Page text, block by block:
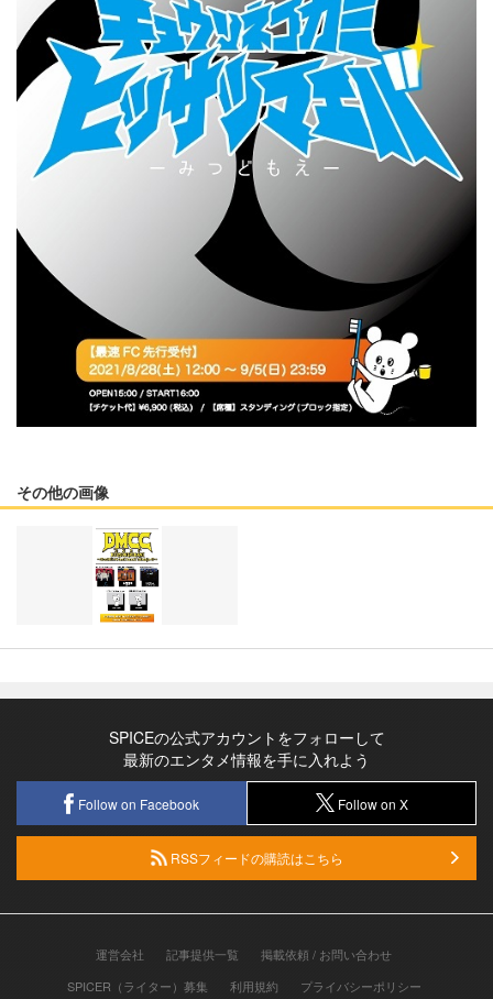
その他の画像
SPICEの公式アカウントをフォローして
最新のエンタメ情報を手に入れよう
Follow on Facebook Follow on X
RSSフィードの購読はこちら
運営会社 記事提供一覧
掲載依頼 / お問い合わせ
SPICER（ライター）募集
利用規約 プライバシーポリシー